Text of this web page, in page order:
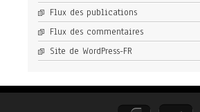
Flux des publications
Flux des commentaires
Site de WordPress-FR